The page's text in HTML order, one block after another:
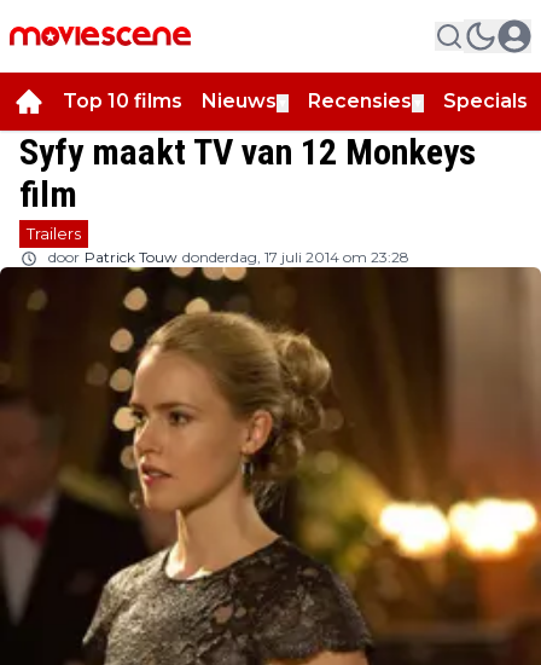
Top 10 films Nieuws Recensies Specials
Syfy maakt TV van 12 Monkeys
film
Trailers
door Patrick Touw donderdag, 17 juli 2014 om 23:28